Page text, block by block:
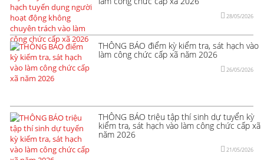
28/05/2026
THÔNG BÁO điểm kỳ kiểm tra, sát hạch vào
làm công chức cấp xã năm 2026
26/05/2026
THÔNG BÁO triệu tập thí sinh dự tuyển kỳ
kiểm tra, sát hạch vào làm công chức cấp xã
năm 2026
21/05/2026